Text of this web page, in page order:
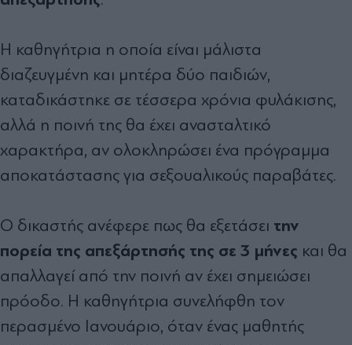
Η καθηγήτρια η οποία είναι μάλιστα
διαζευγμένη και μητέρα δύο παιδιών,
καταδικάστηκε σε τέσσερα χρόνια φυλάκισης,
αλλά η ποινή της θα έχει ανασταλτικό
χαρακτήρα, αν ολοκληρώσει ένα πρόγραμμα
αποκατάστασης για σεξουαλικούς παραβάτες.
Ο δικαστής ανέφερε πως θα εξετάσει την
πορεία της απεξάρτησής της σε 3 μήνες και θα
απαλλαγεί από την ποινή αν έχει σημειώσει
πρόοδο. Η καθηγήτρια συνελήφθη τον
περασμένο Ιανουάριο, όταν ένας μαθητής